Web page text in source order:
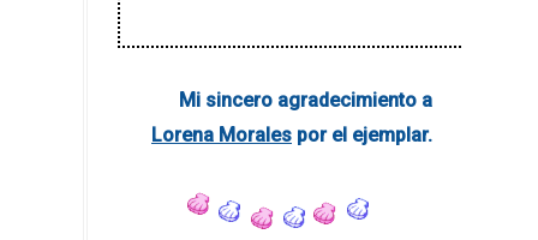
Mi sincero agradecimiento a
Lorena Morales por el ejemplar.